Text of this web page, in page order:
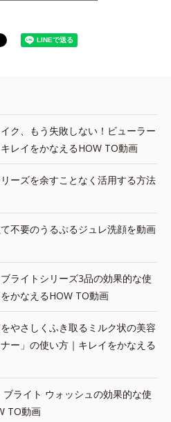
ク、もう失敗しない！ビューラー
レイをかなえるHOW TO動画
ーズを余すことなく活用する方法
不要のうるぷるジュレ洗顔を動画
ライトシリーズ3品の効果的な使
かなえるHOW TO動画
やさしくふき取るミルク状の美容
ー」の使い方｜キレイをかなえる
ブライト ウォッシュの効果的な使
TO動画